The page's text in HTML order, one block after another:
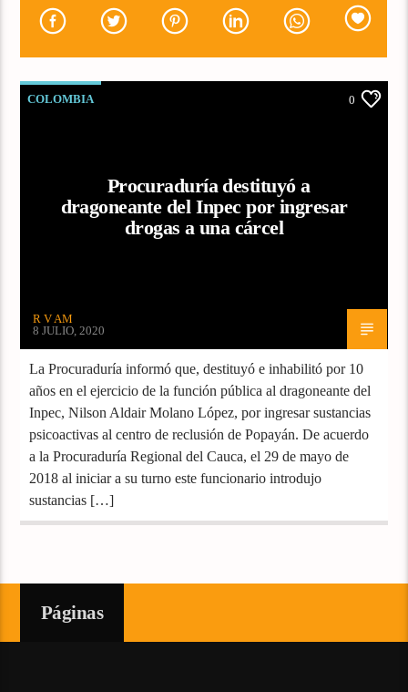
COLOMBIA 0
Procuraduría destituyó a
dragoneante del Inpec por ingresar
drogas a una cárcel
R V AM
8 JULIO, 2020
La Procuraduría informó que, destituyó e inhabilitó por 10
años en el ejercicio de la función pública al dragoneante del
Inpec, Nilson Aldair Molano López, por ingresar sustancias
psicoactivas al centro de reclusión de Popayán. De acuerdo
a la Procuraduría Regional del Cauca, el 29 de mayo de
2018 al iniciar a su turno este funcionario introdujo
sustancias […]
Páginas